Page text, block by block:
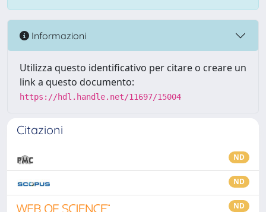
Informazioni
Utilizza questo identificativo per citare o creare un
link a questo documento:
https://hdl.handle.net/11697/15004
Citazioni
ND
ND
ND